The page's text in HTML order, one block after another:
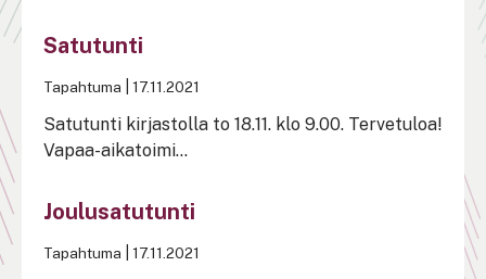
Satutunti
Tapahtuma 17.11.2021
Satutunti kirjastolla to 18.11. klo 9.00. Tervetuloa!
Vapaa-aikatoimi...
Joulusatutunti
Tapahtuma 17.11.2021